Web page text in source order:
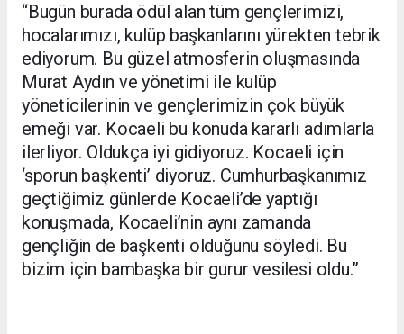
“Bugün burada ödül alan tüm gençlerimizi,
hocalarımızı, kulüp başkanlarını yürekten tebrik
ediyorum. Bu güzel atmosferin oluşmasında
Murat Aydın ve yönetimi ile kulüp
yöneticilerinin ve gençlerimizin çok büyük
emeği var. Kocaeli bu konuda kararlı adımlarla
ilerliyor. Oldukça iyi gidiyoruz. Kocaeli için
‘sporun başkenti’ diyoruz. Cumhurbaşkanımız
geçtiğimiz günlerde Kocaeli’de yaptığı
konuşmada, Kocaeli’nin aynı zamanda
gençliğin de başkenti olduğunu söyledi. Bu
bizim için bambaşka bir gurur vesilesi oldu.”